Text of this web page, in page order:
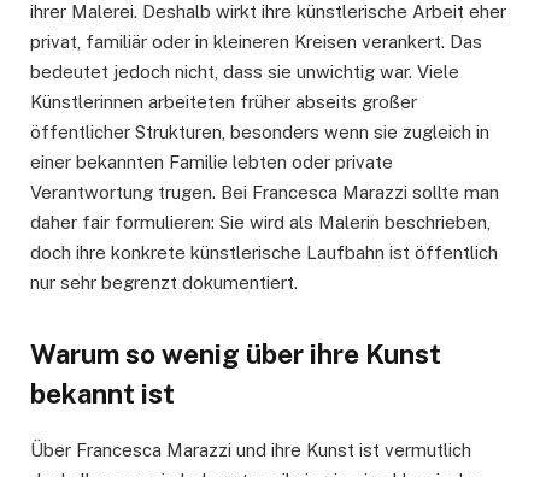
ihrer Malerei. Deshalb wirkt ihre künstlerische Arbeit eher
privat, familiär oder in kleineren Kreisen verankert. Das
bedeutet jedoch nicht, dass sie unwichtig war. Viele
Künstlerinnen arbeiteten früher abseits großer
öffentlicher Strukturen, besonders wenn sie zugleich in
einer bekannten Familie lebten oder private
Verantwortung trugen. Bei Francesca Marazzi sollte man
daher fair formulieren: Sie wird als Malerin beschrieben,
doch ihre konkrete künstlerische Laufbahn ist öffentlich
nur sehr begrenzt dokumentiert.
Warum so wenig über ihre Kunst
bekannt ist
Über Francesca Marazzi und ihre Kunst ist vermutlich